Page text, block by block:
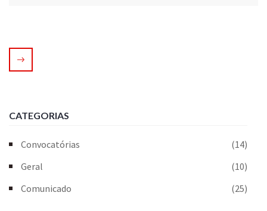
CATEGORIAS
Convocatórias
(14)
Geral
(10)
Comunicado
(25)